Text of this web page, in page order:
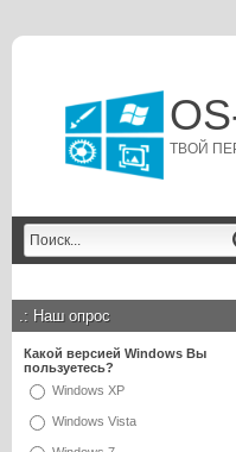
ТВОЙ
.: Наш опрос
Какой версией Windows Вы
пользуетесь?
Windows XP
Windows Vista